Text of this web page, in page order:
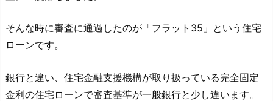
そんな時に審査に通過したのが「フラット35」という住宅
ローンです。
銀行と違い、住宅金融支援機構が取り扱っている完全固定
金利の住宅ローンで審査基準が一般銀行と少し違います。